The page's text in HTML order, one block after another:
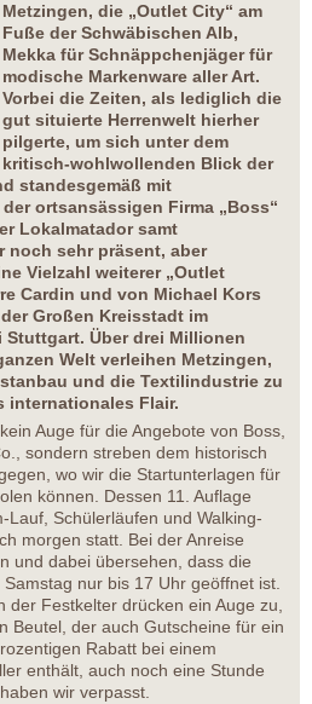
Metzingen, die „Outlet City“ am
Fuße der Schwäbischen Alb,
Mekka für Schnäppchenjäger für
modische Markenware aller Art.
Vorbei die Zeiten, als lediglich die
gut situierte Herrenwelt hierher
pilgerte, um sich unter dem
kritisch-wohlwollenden Blick der
standesgemäß mit
ortsansässigen Firma „Boss“
Lokalmatador samt
noch sehr präsent, aber
Vielzahl weiterer „Outlet
Cardin und von Michael Kors
Großen Kreisstadt im
Über drei Millionen
Welt verleihen Metzingen,
und die Textilindustrie zu
internationales Flair.
Auge für die Angebote von Boss,
sondern streben dem historisch
wo wir die Startunterlagen für
können. Dessen 11. Auflage
Schülerläufen und Walking-
morgen statt. Bei der Anreise
und dabei übersehen, dass die
nur bis 17 Uhr geöffnet ist.
der Festkelter drücken ein Auge zu,
Beutel, der auch Gutscheine für ein
Rabatt bei einem
enthält, auch noch eine Stunde
wir verpasst.